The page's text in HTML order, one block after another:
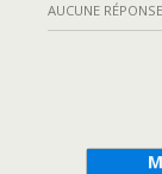
AUCUNE RÉPONSE